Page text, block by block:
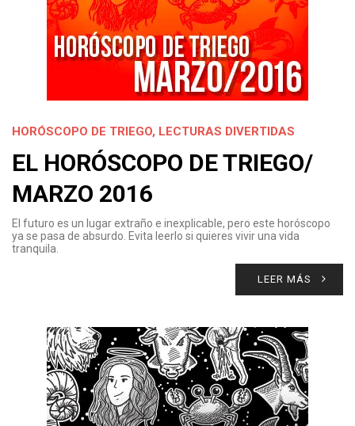
HORÓSCOPO DE TRIEGO, LECTURAS DIVERTIDAS
EL HORÓSCOPO DE TRIEGO/
MARZO 2016
El futuro es un lugar extraño e inexplicable, pero este horóscopo
ya se pasa de absurdo. Evita leerlo si quieres vivir una vida
tranquila.
LEER MÁS